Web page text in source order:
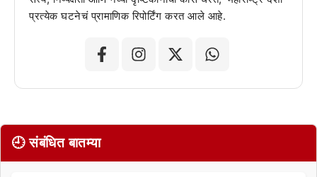
प्रत्येक घटनेचं प्रामाणिक रिपोर्टिंग करत आले आहे.
🕘 संबंधित बातम्या